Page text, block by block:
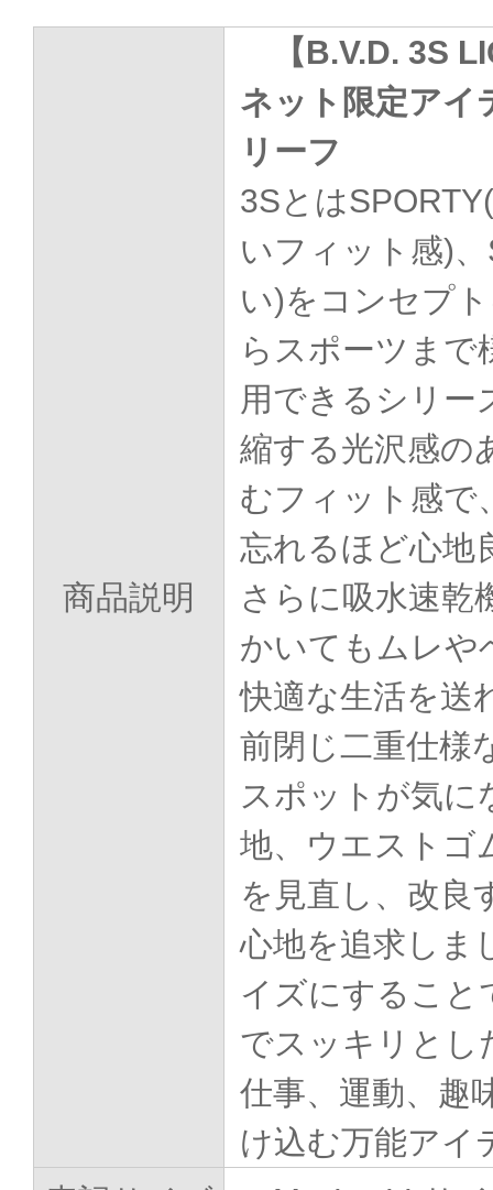
商品説明
【B.V.D. 3S
ネット限定アイ
リーフ
3Sとは
いフィット感)
い)をコンセプ
らスポーツまで
用できるシリー
縮する光沢感の
むフィット感で
忘れるほど心地
さらに吸水速乾
かいてもムレや
快適な生活を送
前閉じ二重仕様
スポットが気に
地、ウエストゴ
を見直し、改良
心地を追求しま
イズにすること
でスッキリとし
仕事、運動、趣
け込む万能アイ